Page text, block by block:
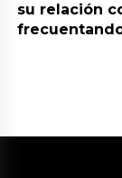
su relación